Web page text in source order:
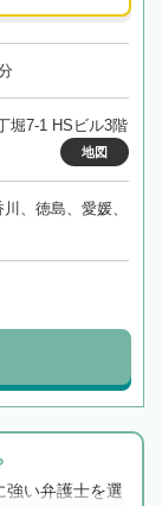
堀7-1 HSビル3階
地図
、徳島、愛媛、
強い弁護士を選